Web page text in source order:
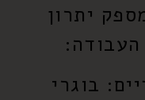
יתרון
בוגרי